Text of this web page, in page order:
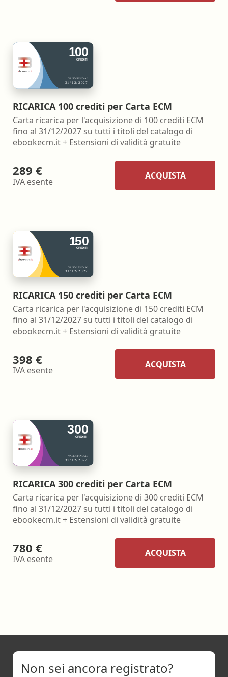
RICARICA 100 crediti per Carta ECM
Carta ricarica per l'acquisizione di 100 crediti ECM
fino al 31/12/2027 su tutti i titoli del catalogo di
ebookecm.it + Estensioni di validità gratuite
289 €
IVA esente
ACQUISTA
RICARICA 150 crediti per Carta ECM
Carta ricarica per l'acquisizione di 150 crediti ECM
fino al 31/12/2027 su tutti i titoli del catalogo di
ebookecm.it + Estensioni di validità gratuite
398 €
IVA esente
ACQUISTA
RICARICA 300 crediti per Carta ECM
Carta ricarica per l'acquisizione di 300 crediti ECM
fino al 31/12/2027 su tutti i titoli del catalogo di
ebookecm.it + Estensioni di validità gratuite
780 €
IVA esente
ACQUISTA
Non sei ancora registrato?